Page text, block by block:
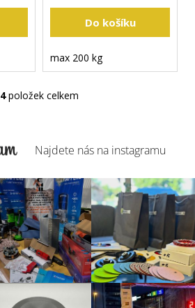
Do košíku
max 200 kg
O
á
a
c
í
p
r
v
k
y
v
4položek celkem
Najdete nás na instagramu